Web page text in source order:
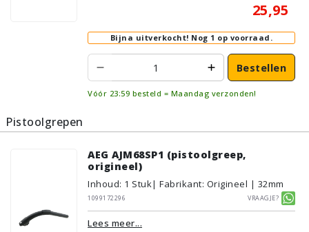
25,95
Bijna uitverkocht! Nog 1 op voorraad.
Bestellen
Vóór 23:59 besteld = Maandag verzonden!
Pistoolgrepen
AEG AJM68SP1 (pistoolgreep,
origineel)
Inhoud: 1 Stuk| Fabrikant: Origineel | 32mm
1099172296
Vraagje?
Lees meer...